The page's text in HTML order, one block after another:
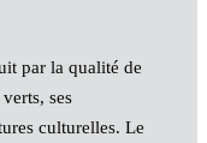
par la qualité de
ses
culturelles. Le